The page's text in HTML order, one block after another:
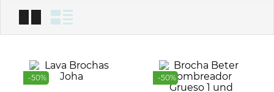
-50% -50%